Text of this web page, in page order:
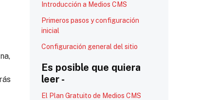
Introducción a Medios CMS
Primeros pasos y configuración
inicial
Configuración general del sitio
Es posible que quiera
leer -
El Plan Gratuito de Medios CMS